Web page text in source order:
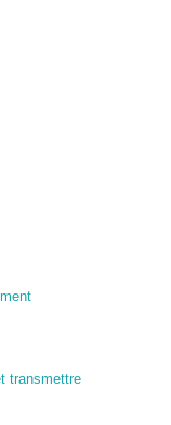
transmettre